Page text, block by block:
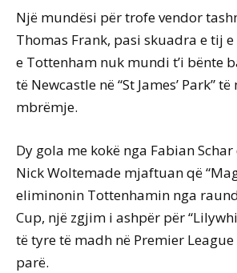
Një mundësi për trofe vendor
Thomas Frank, pasi skuadra e tij
e Tottenham nuk mundi t’i bënte
të Newcastle në “St James’ Park”
mbrëmje.
Dy gola me kokë nga Fabian
Nick Woltemade mjaftuan që
eliminonin Tottenhamin nga
Cup, një zgjim i ashpër për
të tyre të madh në Premier
parë.